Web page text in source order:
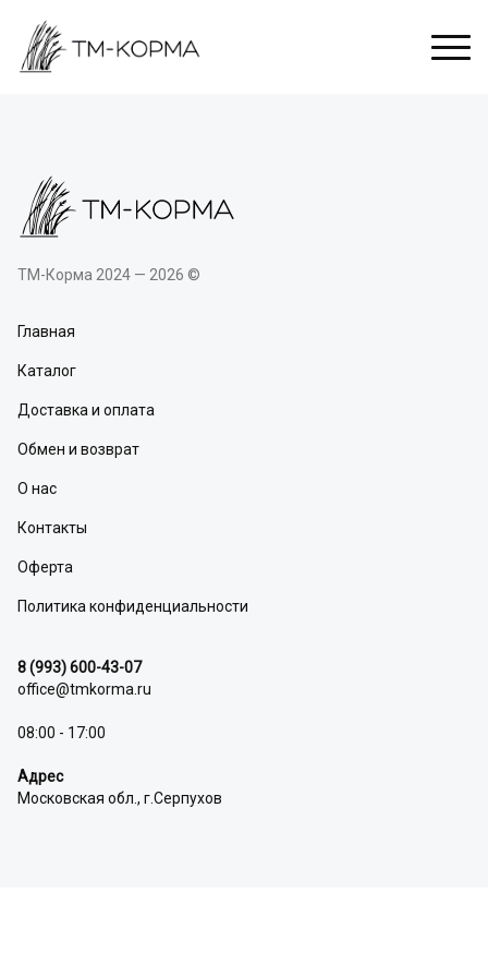
ТМ-Корма 2024 — 2026 ©
Главная
Каталог
Доставка и оплата
Обмен и возврат
О нас
Контакты
Оферта
Политика конфиденциальности
8 (993) 600-43-07
office@tmkorma.ru
08:00 - 17:00
Адрес
Московская обл., г.Серпухов